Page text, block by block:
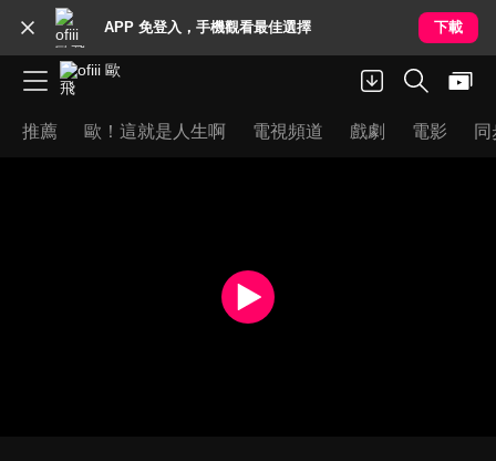
APP 免登入，手機觀看最佳選擇 下載
推薦 歐！這就是人生啊 電視頻道 戲劇 電影